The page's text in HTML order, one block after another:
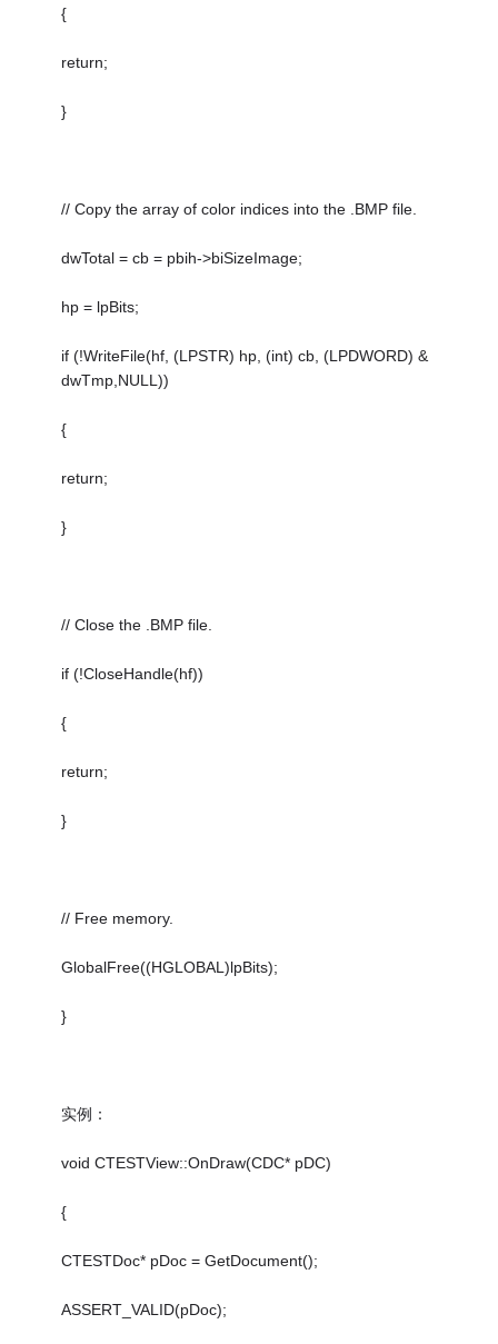
{
return;
}
// Copy the array of color indices into the .BMP file.
dwTotal = cb = pbih->biSizeImage;
hp = lpBits;
if (!WriteFile(hf, (LPSTR) hp, (int) cb, (LPDWORD) &
dwTmp,NULL))
{
return;
}
// Close the .BMP file.
if (!CloseHandle(hf))
{
return;
}
// Free memory.
GlobalFree((HGLOBAL)lpBits);
}
实例：
void CTESTView::OnDraw(CDC* pDC)
{
CTESTDoc* pDoc = GetDocument();
ASSERT_VALID(pDoc);